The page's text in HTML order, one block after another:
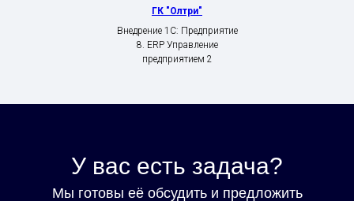
ГК "Олтри"
Внедрение 1С: Предприятие
8. ERP Управление
предприятием 2
У вас есть задача?
Мы готовы её обсудить и предложить